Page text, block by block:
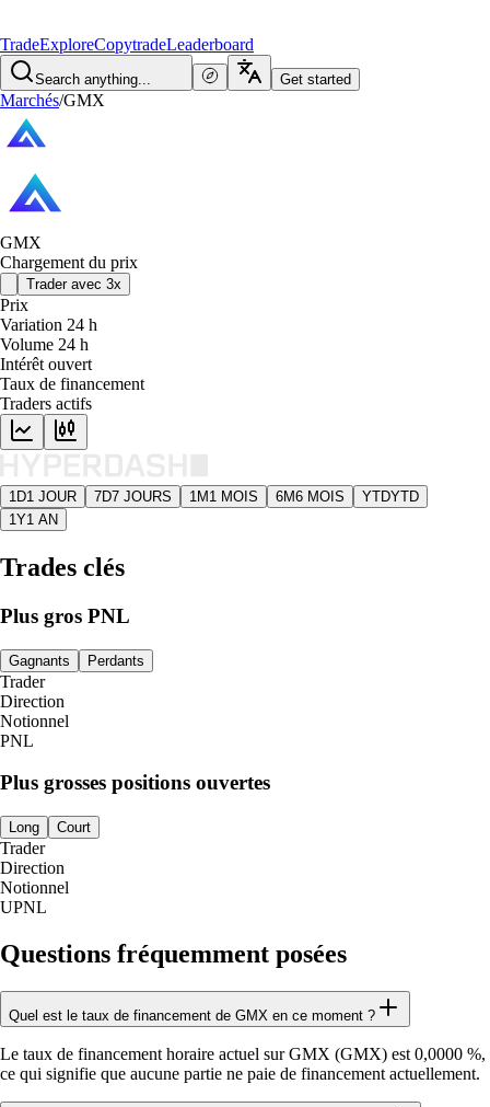
TradeExploreCopytradeLeaderboard
Search anything... Get started
Marchés/GMX
GMX
Chargement du prix
Trader avec 3x
Prix
Variation 24 h
Volume 24 h
Intérêt ouvert
Taux de financement
Traders actifs
1D1 JOUR 7D7 JOURS 1M 1 MOIS 6M6 MOIS YTDYTD
1Y1 AN
Trades clés
Plus gros PNL
Gagnants Perdants
Trader
Direction
Notionnel
PNL
Plus grosses positions ouvertes
Long Court
Trader
Direction
Notionnel
UPNL
Questions fréquemment posées
Quel est le taux de financement de GMX en ce moment ?
Le taux de financement horaire actuel sur GMX (GMX) est 0,0000 %,
ce qui signifie que aucune partie ne paie de financement actuellement.